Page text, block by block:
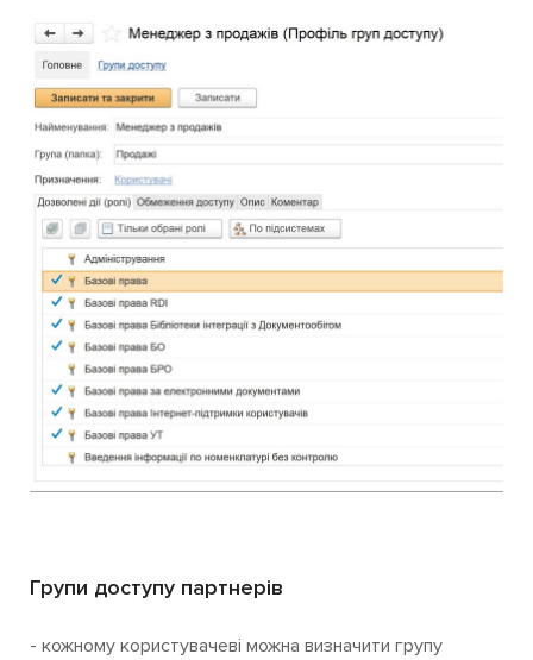
Групи доступу партнерів
- кожному користувачеві можна визначити групу